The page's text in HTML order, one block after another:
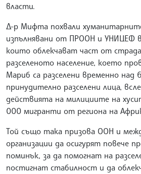
власти.
Д-р Мифта похвали
изпълнявани от ПРООН и УНИЦЕФ
които облекчават част от
разселеното население, което
Мариб са разселени временно над
принудително разселени лица,
действията на милициите на
000 мигранти от региона на
Той също така призова ООН и
организации да осигурят повече
поминък, за да помогнат на
постигнат стабилност и да